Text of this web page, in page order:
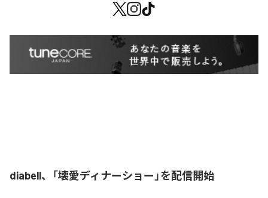
diabell、「壊愛ディナーショー」を配信開始